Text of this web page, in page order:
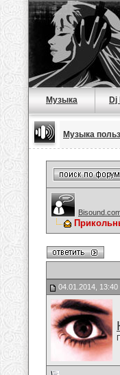
Музыка Dj
Музыка
04.01.2014, 13:40